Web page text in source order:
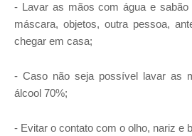
- Lavar as mãos com água e
máscara, objetos, outra pessoa,
chegar em casa;
- Caso não seja possível lavar as
álcool 70%;
- Evitar o contato com o olho, nariz e